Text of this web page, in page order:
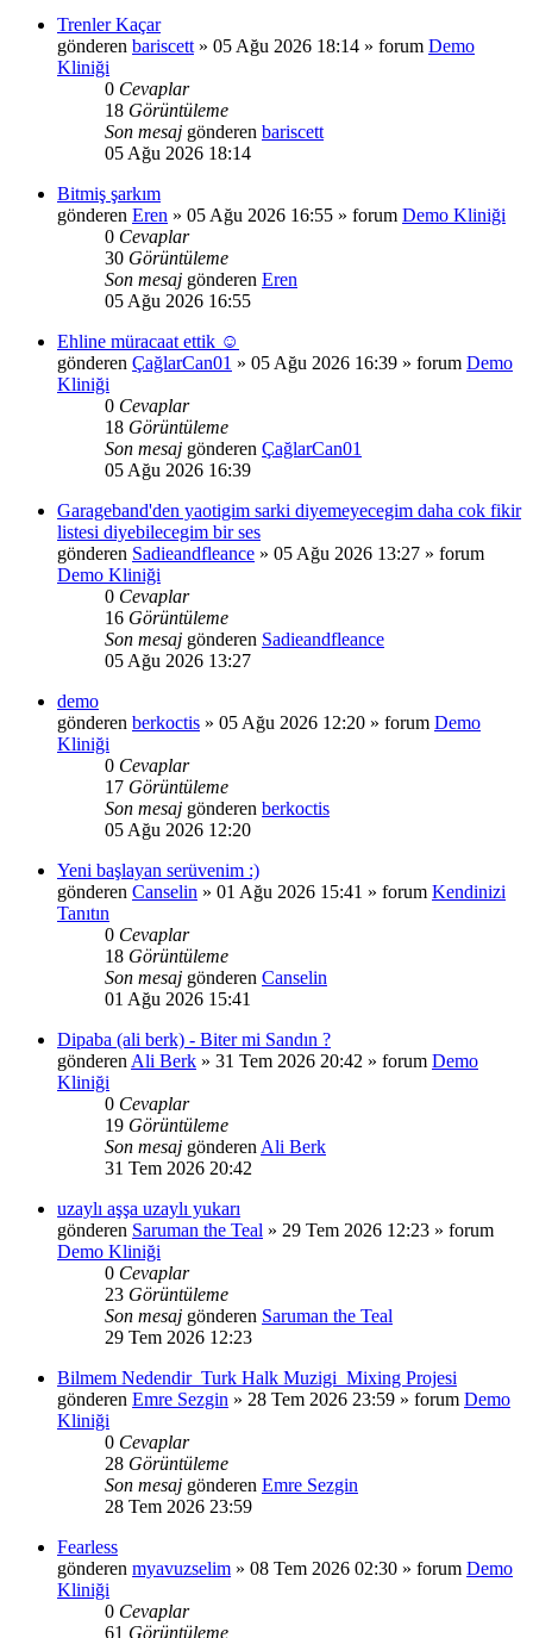
Trenler Kaçar
gönderen bariscett » 05 Ağu 2026 18:14 » forum Demo
Kliniği
0 Cevaplar
18 Görüntüleme
Son mesaj gönderen bariscett
05 Ağu 2026 18:14
Bitmiş şarkım
gönderen Eren » 05 Ağu 2026 16:55 » forum Demo Kliniği
0 Cevaplar
30 Görüntüleme
Son mesaj gönderen Eren
05 Ağu 2026 16:55
Ehline müracaat ettik ☺️
gönderen ÇağlarCan01 » 05 Ağu 2026 16:39 » forum Demo
Kliniği
0 Cevaplar
18 Görüntüleme
Son mesaj gönderen ÇağlarCan01
05 Ağu 2026 16:39
Garageband'den yaotigim sarki diyemeyecegim daha cok fikir
listesi diyebilecegim bir ses
gönderen Sadieandfleance » 05 Ağu 2026 13:27 » forum
Demo Kliniği
0 Cevaplar
16 Görüntüleme
Son mesaj gönderen Sadieandfleance
05 Ağu 2026 13:27
demo
gönderen berkoctis » 05 Ağu 2026 12:20 » forum Demo
Kliniği
0 Cevaplar
17 Görüntüleme
Son mesaj gönderen berkoctis
05 Ağu 2026 12:20
Yeni başlayan serüvenim :)
gönderen Canselin » 01 Ağu 2026 15:41 » forum Kendinizi
Tanıtın
0 Cevaplar
18 Görüntüleme
Son mesaj gönderen Canselin
01 Ağu 2026 15:41
Dipaba (ali berk) - Biter mi Sandın ?
gönderen Ali Berk » 31 Tem 2026 20:42 » forum Demo
Kliniği
0 Cevaplar
19 Görüntüleme
Son mesaj gönderen Ali Berk
31 Tem 2026 20:42
uzaylı aşşa uzaylı yukarı
gönderen Saruman the Teal » 29 Tem 2026 12:23 » forum
Demo Kliniği
0 Cevaplar
23 Görüntüleme
Son mesaj gönderen Saruman the Teal
29 Tem 2026 12:23
Bilmem Nedendir_Turk Halk Muzigi_Mixing Projesi
gönderen Emre Sezgin » 28 Tem 2026 23:59 » forum Demo
Kliniği
0 Cevaplar
28 Görüntüleme
Son mesaj gönderen Emre Sezgin
28 Tem 2026 23:59
Fearless
gönderen myavuzselim » 08 Tem 2026 02:30 » forum Demo
Kliniği
0 Cevaplar
61 Görüntüleme